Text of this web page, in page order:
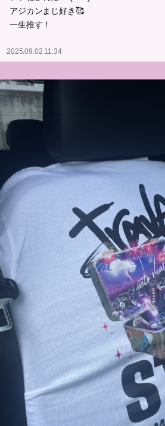
アジカンまじ好き🥰
一生推す！
2025.09.02 11:34